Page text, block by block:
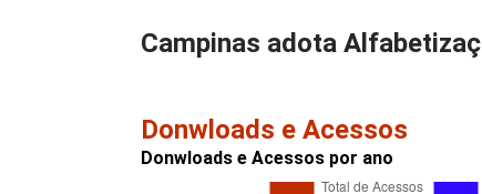
Campinas adota
Donwloads e Acessos
Donwloads e Acessos por ano